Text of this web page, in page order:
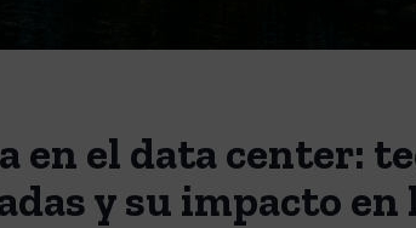
en el data center:
y su impacto en